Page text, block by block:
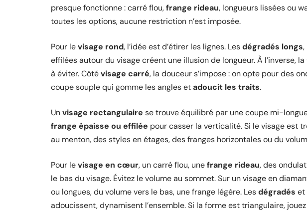
presque fonctionne : carré flou,frange rideau, longueurs lissées ou
toutes les options, aucune restriction n’est imposée.
Pour levisage rond, l’idée est d’étirer les lignes. Lesdégradés longs,
effilées autour du visage créent une illusion de longueur. À l’inverse,
à éviter. Côtévisage carré, la douceur s’impose : on opte pour des
coupe souple qui gomme les angles etadoucit les traits.
Unvisage rectangulaire se trouve équilibré par une coupe mi-
frange épaisse ou effilée pour casser la verticalité. Si le visage est
au menton, des styles en étages, des franges horizontales ou du
Pour levisage en cœur, un carré flou, unefrange rideau, des
le bas du visage. Évitez le volume au sommet. Sur un visage en
ou longues, du volume vers le bas, une frange légère. Lesdégradés et
adoucissent, dynamisent l’ensemble. Si la forme est triangulaire,